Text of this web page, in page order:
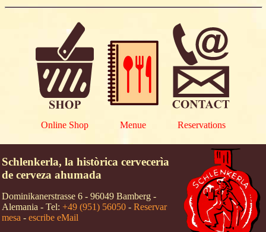
Online Shop Menue Reservations
Schlenkerla, la històrica cervecerìa
de cerveza ahumada
Dominikanerstrasse 6 - 96049 Bamberg -
Alemania - Tel:+49 (951) 56050 -Reservar
mesa -escribe eMail